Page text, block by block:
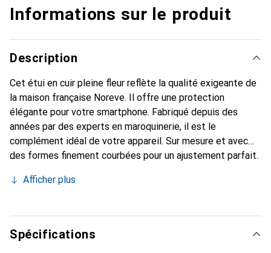
Informations sur le produit
Description
Cet étui en cuir pleine fleur reflète la qualité exigeante de
la maison française Noreve. Il offre une protection
élégante pour votre smartphone. Fabriqué depuis des
années par des experts en maroquinerie, il est le
complément idéal de votre appareil. Sur mesure et avec
des formes finement courbées pour un ajustement parfait.
smartphone. La marque Noreve est reconnue
constitue toujours un bon choix pour le client exigeant.
Afficher plus
Spécifications